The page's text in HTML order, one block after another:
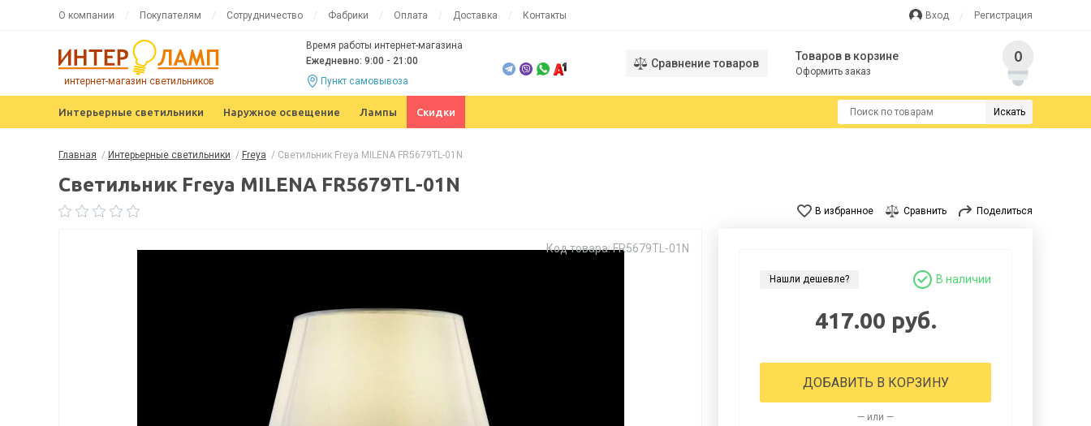
О компании Покупателям Сотрудничество Фабрики Оплата Доставка Контакты Вход Регистрация
интернет-магазин светильников
Время работы интернет-магазина
Ежедневно: 9:00 - 21:00
Пункт самовывоза
Сравнение товаров
Товаров в корзине
Оформить заказ
0
Интерьерные светильники Наружное освещение Лампы Скидки Искать
Главная / Интерьерные светильники / Freya / Светильник Freya MILENA FR5679TL-01N
Светильник Freya MILENA FR5679TL-01N
В избранное Сравнить Поделиться
Код товара: FR5679TL-01N
Нашли дешевле? В наличии
417.00 руб.
ДОБАВИТЬ В КОРЗИНУ
— или —